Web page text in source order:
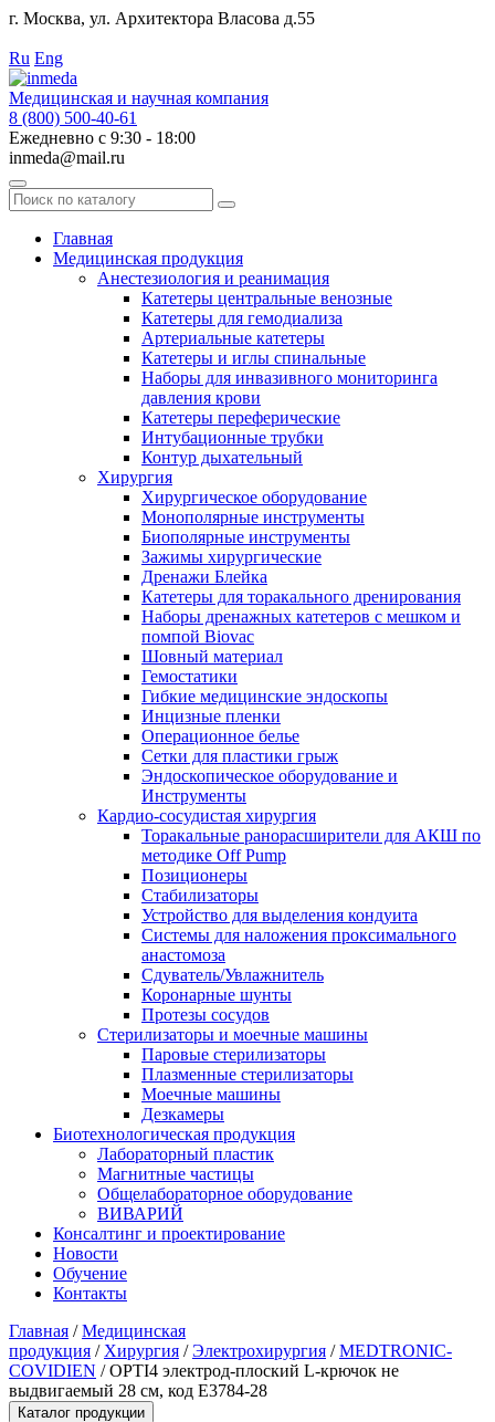
г. Москва, ул. Архитектора Власова д.55
Ru Eng
Медицинская и научная компания
8 (800) 500-40-61
Ежедневно с 9:30 - 18:00
inmeda@mail.ru
Поиск
по
каталогуГлавная
Медицинская продукция
Анестезиология и реанимация
Катетеры центральные венозные
Катетеры для гемодиализа
Артериальные катетеры
Катетеры и иглы спинальные
Наборы для инвазивного мониторинга
давления крови
Катетеры переферические
Интубационные трубки
Контур дыхательный
Хирургия
Хирургическое оборудование
Монополярные инструменты
Биополярные инструменты
Зажимы хирургические
Дренажи Блейка
Катетеры для торакального дренирования
Наборы дренажных катетеров с мешком и
помпой Biovac
Шовный материал
Гемостатики
Гибкие медицинские эндоскопы
Инцизные пленки
Операционное белье
Сетки для пластики грыж
Эндоскопическое оборудование и
Инструменты
Кардио-сосудистая хирургия
Торакальные ранорасширители для АКШ по
методике Off Pump
Позиционеры
Стабилизаторы
Устройство для выделения кондуита
Системы для наложения проксимального
анастомоза
Сдуватель/Увлажнитель
Коронарные шунты
Протезы сосудов
Стерилизаторы и моечные машины
Паровые стерилизаторы
Плазменные стерилизаторы
Моечные машины
Дезкамеры
Биотехнологическая продукция
Лабораторный пластик
Магнитные частицы
Общелабораторное оборудование
ВИВАРИЙ
Консалтинг и проектирование
Новости
Обучение
Контакты
Главная /Медицинская
продукция / Хирургия /Электрохирургия /MEDTRONIC-
COVIDIEN /OPTI4 электрод-плоский L-крючок не
выдвигаемый 28 см, код E3784-28
Каталог продукции